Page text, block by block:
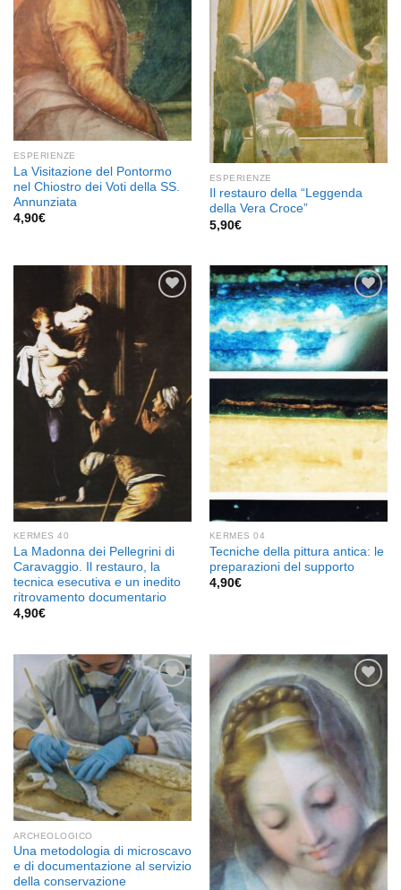
ESPERIENZE
La Visitazione del Pontormo
nel Chiostro dei Voti della SS.
Annunziata
4,90€
ESPERIENZE
Il restauro della “Leggenda
della Vera Croce”
5,90€
Aggiungi
dei
desideri
KERMES 40
La Madonna dei Pellegrini di
Caravaggio. Il restauro, la
tecnica esecutiva e un inedito
ritrovamento documentario
4,90€
Aggiungi
alla lista
dei
desideri
KERMES 04
Tecniche della pittura antica: le
preparazioni del supporto
4,90€
Aggiungi
alla lista
dei
desideri
ARCHEOLOGICO
Una metodologia di microscavo
e di documentazione al servizio
della conservazione
Aggiungi
alla lista
desideri